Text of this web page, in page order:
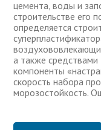
цемента, воды и
строительстве его
определяется
а также
компоненты
скорость набора
морозостойкость.